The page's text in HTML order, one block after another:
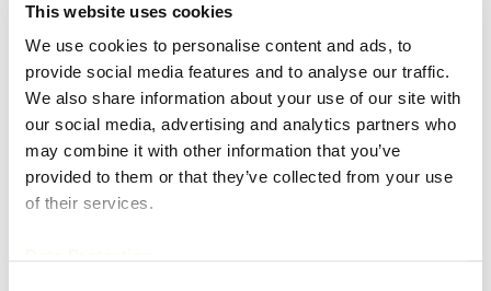
This website uses cookies
We use cookies to personalise content and ads, to
provide social media features and to analyse our traffic.
We also share information about your use of our site with
our social media, advertising and analytics partners who
may combine it with other information that you’ve
provided to them or that they’ve collected from your use
of their services.
Firma *
Telefon